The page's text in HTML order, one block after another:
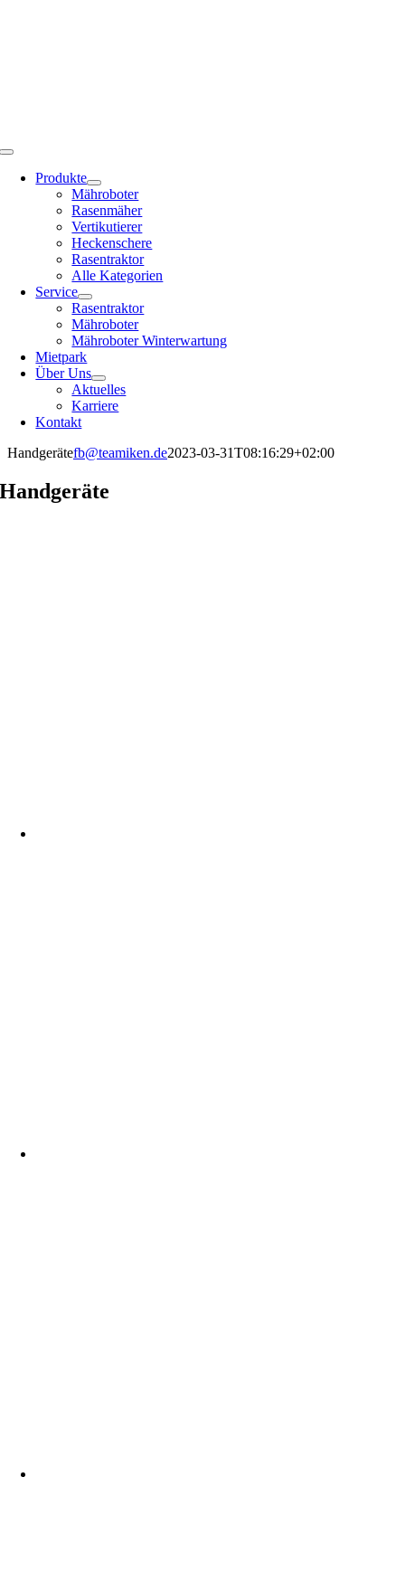
Toggle
NavigationProdukte
Mähroboter
Rasenmäher
Vertikutierer
Heckenschere
Rasentraktor
Alle Kategorien
Service
Rasentraktor
Mähroboter
Mähroboter Winterwartung
Mietpark
Über Uns
Aktuelles
Karriere
Kontakt
Handgerätefb@teamiken.de2023-03-31T08:16:29+02:00
Handgeräte